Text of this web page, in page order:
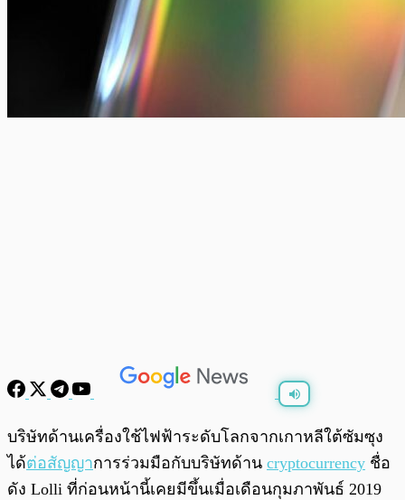
พร้อมเล่น 0:00/ 0:00
บริษัทด้านเครื่องใช้ไฟฟ้าระดับโลกจากเกาหลีใต้ซัมซุง
ได้ต่อสัญญาการร่วมมือกับบริษัทด้าน cryptocurrency ชื่อ
ดัง Lolli ที่ก่อนหน้านี้เคยมีขึ้นเมื่อเดือนกุมภาพันธ์ 2019